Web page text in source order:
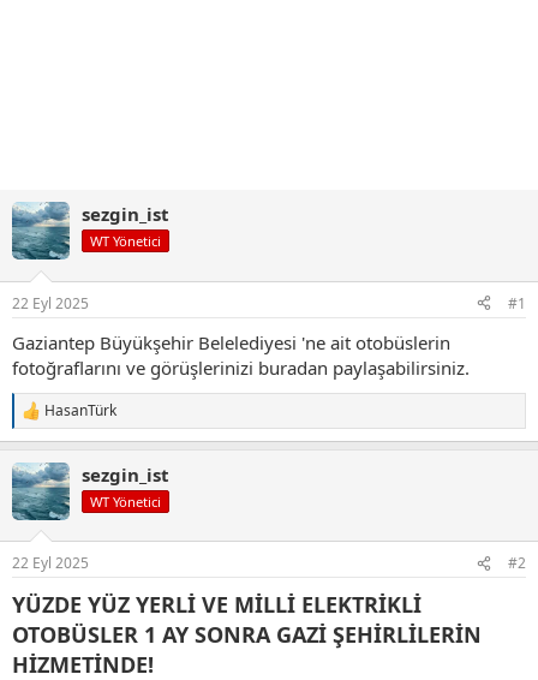
sezgin_ist
WT Yönetici
22 Eyl 2025 #1
Gaziantep Büyükşehir Belelediyesi 'ne ait otobüslerin
fotoğraflarını ve görüşlerinizi buradan paylaşabilirsiniz.
T
e
k
i
l
:
HasanTürk
sezgin_ist
WT Yönetici
22 Eyl 2025 #2
YÜZDE YÜZ YERLİ VE MİLLİ ELEKTRİKLİ
OTOBÜSLER 1 AY SONRA GAZİ ŞEHİRLİLERİN
HİZMETİNDE!